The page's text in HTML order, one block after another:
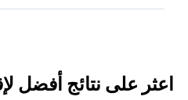
اعثر على نتائج أفضل